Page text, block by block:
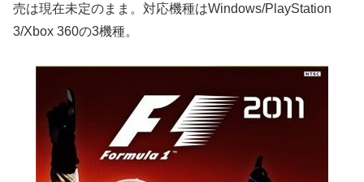
売は現在未定のまま。対応機種はWindows/PlayStation
3/Xbox 360の3機種。